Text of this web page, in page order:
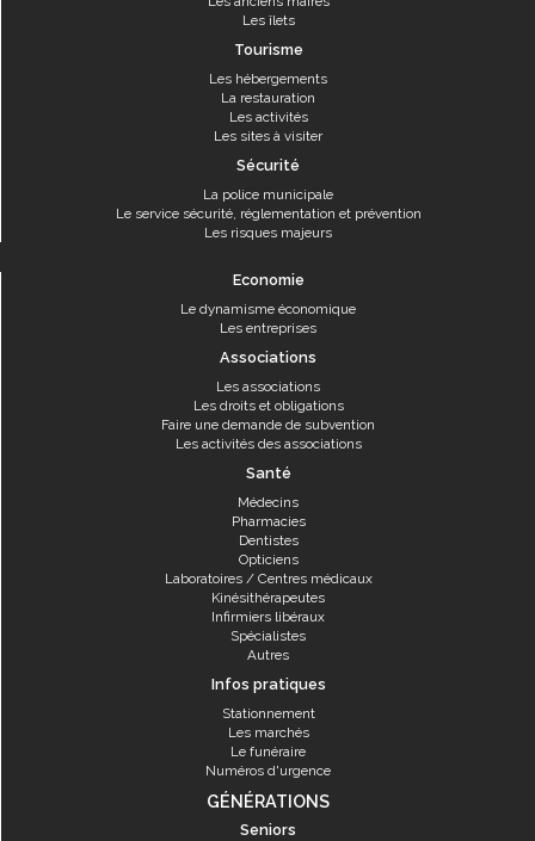
Les îlets
Tourisme
Les hébergements
La restauration
Les activités
Les sites à visiter
Sécurité
La police municipale
Le service sécurité, réglementation et prévention
Les risques majeurs
Economie
Le dynamisme économique
Les entreprises
Associations
Les associations
Les droits et obligations
Faire une demande de subvention
Les activités des associations
Santé
Médecins
Pharmacies
Dentistes
Opticiens
Laboratoires / Centres médicaux
Kinésithérapeutes
Infirmiers libéraux
Spécialistes
Autres
Infos pratiques
Stationnement
Les marchés
Le funéraire
Numéros d'urgence
GÉNÉRATIONS
Seniors